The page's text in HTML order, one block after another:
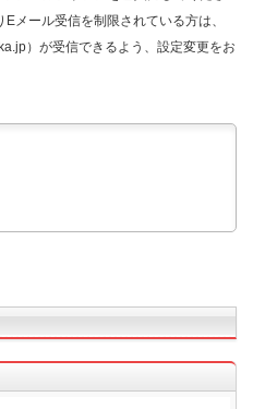
メール受信を制限されている方は、
）が受信できるよう、設定変更をお